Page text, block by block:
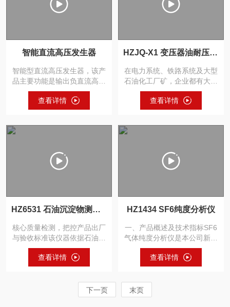
智能直流高压发生器
智能型直流高压发生器，该产
品主要功能是输出负直流高压
电压，输出电压稳定性好，精
度...
查看详情
HZJQ-X1 变压器油耐压测试仪
在电力系统、铁路系统及大型
石油化工厂矿，企业都有大量
的电气设备，其内部绝缘大都
是...
查看详情
HZ6531 石油沉淀物测试仪
核心质量检测，把控产品出厂
与验收标准该仪器依据石油产
品相关国标（如GB/T653...
查看详情
HZ1434 SF6纯度分析仪
一、产品概述及技术指标SF6
气体纯度分析仪是本公司新开
发的智能型测量仪器。本产
品...
查看详情
下一页 末页